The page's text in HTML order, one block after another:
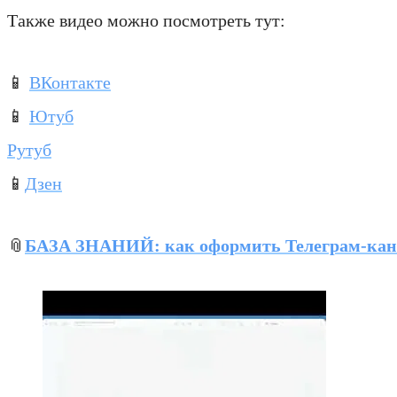
Также видео можно посмотреть тут:
📱 ВКонтакте
📱 Ютуб
Рутуб
📱 Дзен
📎 БАЗА ЗНАНИЙ: как оформить Телеграм-